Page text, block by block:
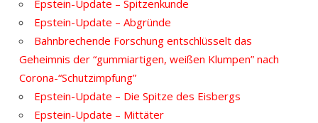
Epstein-Update – Spitzenkunde
Epstein-Update – Abgründe
Bahnbrechende Forschung entschlüsselt das
Geheimnis der “gummiartigen, weißen Klumpen” nach
Corona-“Schutzimpfung”
Epstein-Update – Die Spitze des Eisbergs
Epstein-Update – Mittäter